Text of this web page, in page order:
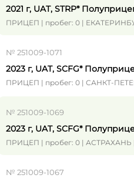
2021 г, UAT, STRP*
ПРИЦЕП | пробег: 0 |
№ 251009-1071
2023 г, UAT, SCFG*
ПРИЦЕП | пробег: 0 | САНКТ-
№ 251009-1069
2023 г, UAT, SCFG*
ПРИЦЕП | пробег: 0 | АСТРАХАНЬ |
№ 251009-1067